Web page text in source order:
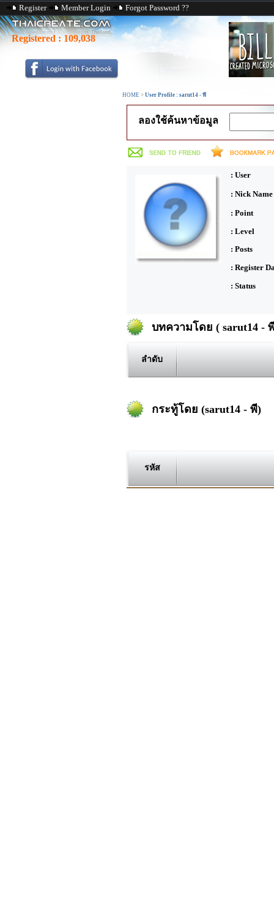
Register Member Login Forgot Password ??
Registered : 109,038
HOME > User Profile : sarut14 - พี
ลองใช้ค้นหาข้อมูล
: User
: Nick Name
: Point
: Level
: Posts
: Register
: Status
บทความโดย ( sarut14 -
ลำดับ
กระทู้โดย (sarut14 - พี)
รหัส